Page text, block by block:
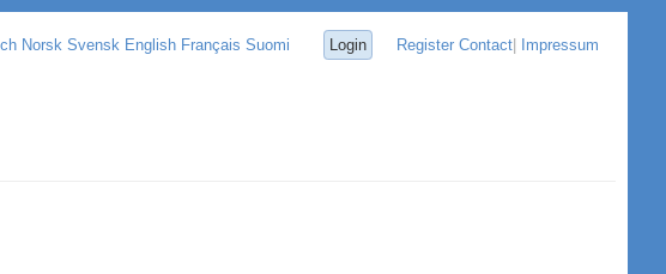
Norsk Svensk English Français Suomi Login Register Contact Impressum